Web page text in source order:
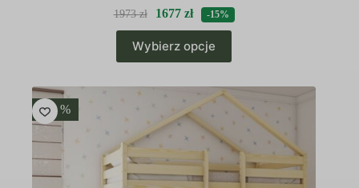
1973zł 1677 zł -15%
Wybierz opcje
produkt
ma
wariantów.
Opcje
można
wybrać
na
stronie
produktu
-15 %